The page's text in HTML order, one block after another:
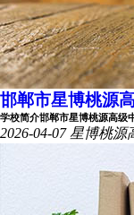
邯郸市星博桃源
学校简介邯郸市星博桃源高级
2026-04-07 星博桃源